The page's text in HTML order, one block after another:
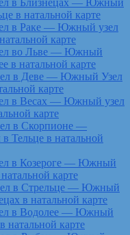
в Близнецах — Южный
в натальной карте
в Раке — Южный узел
карте
во Льве — Южный
в натальной карте
в Деве — Южный Узел
карте
в Весах — Южный узел
карте
в Скорпионе —
Тельце в натальной
в Козероге — Южный
карте
в Стрельце — Южный
в натальной карте
в Водолее — Южный
натальной карте